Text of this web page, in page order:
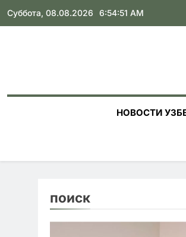
Skip
Суббота, 08.08.2026 6:54:52 AM
НОВОСТИ
поиск